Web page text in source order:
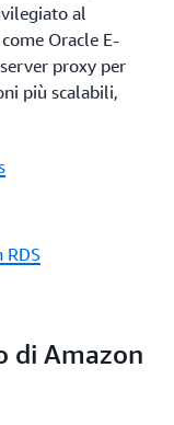
al
Oracle E-
proxy per
più scalabili,
RDS
di Amazon